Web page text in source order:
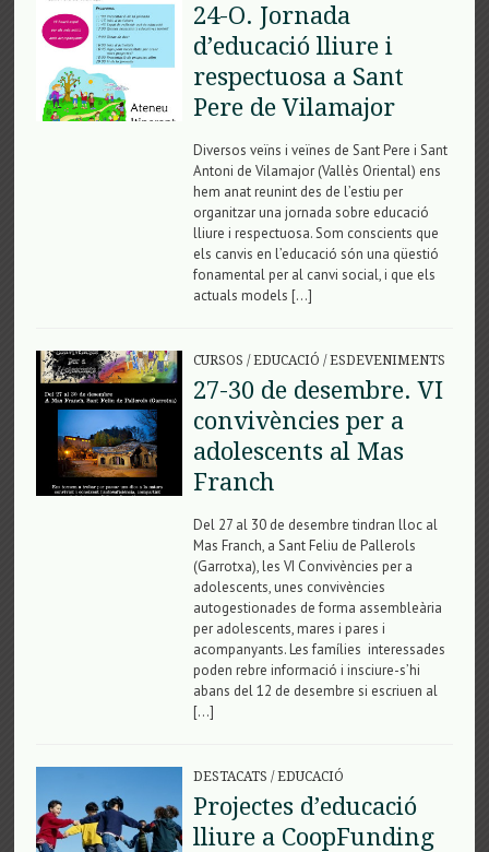
24-O. Jornada
d’educació lliure i
respectuosa a Sant
Pere de Vilamajor
Diversos veïns i veïnes de Sant Pere i Sant
Antoni de Vilamajor (Vallès Oriental) ens
hem anat reunint des de l’estiu per
organitzar una jornada sobre educació
lliure i respectuosa. Som conscients que
els canvis en l’educació són una qüestió
fonamental per al canvi social, i que els
actuals models […]
CURSOS /EDUCACIÓ /ESDEVENIMENTS
27-30 de desembre. VI
convivències per a
adolescents al Mas
Franch
Del 27 al 30 de desembre tindran lloc al
Mas Franch, a Sant Feliu de Pallerols
(Garrotxa), les VI Convivències per a
adolescents, unes convivències
autogestionades de forma assembleària
per adolescents, mares i pares i
acompanyants. Les famílies interessades
poden rebre informació i insciure-s’hi
abans del 12 de desembre si escriuen al
[…]
DESTACATS /EDUCACIÓ
Projectes d’educació
lliure a CoopFunding